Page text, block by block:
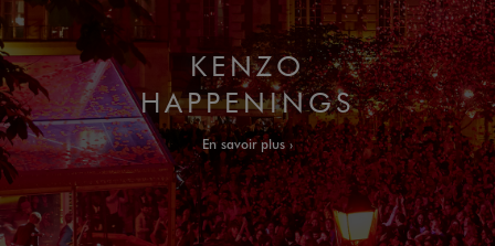
KENZO
HAPPENINGS
En savoir plus